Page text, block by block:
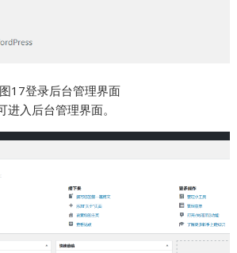
图17登录后台管理界面
入后台管理界面。